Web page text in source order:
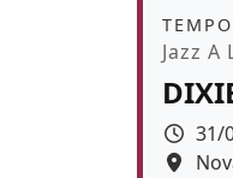
Àmbit
Jazz
31/